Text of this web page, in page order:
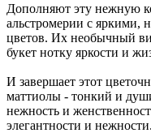
Дополняют эту нежную
альстромерии с яркими,
цветов. Их необычный
букет нотку яркости и
И завершает этот
маттиолы - тонкий и
нежность и
элегантности и нежности.